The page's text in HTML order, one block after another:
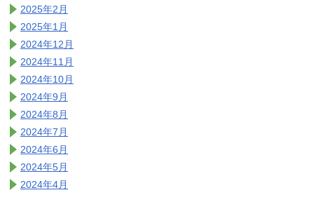
2025年2月
2025年1月
2024年12月
2024年11月
2024年10月
2024年9月
2024年8月
2024年7月
2024年6月
2024年5月
2024年4月